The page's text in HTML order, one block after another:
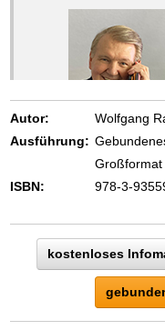
Autor:
Wolfgang
Ausführung:
Großformat
ISBN:
978-3-
kostenloses